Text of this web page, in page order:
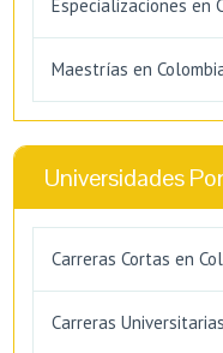
Especializaciones en
Maestrías en
Universidades
Carreras Cortas en
Carreras